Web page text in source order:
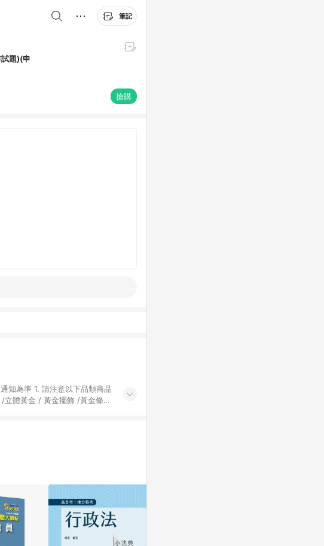
筆記
題)(申
搶購
品類商品
體黃金 / 黃金擺飾 /黃金條
者(指定活動店家除外) 3. 訂